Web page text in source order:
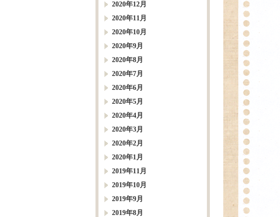
2020年12月
2020年11月
2020年10月
2020年9月
2020年8月
2020年7月
2020年6月
2020年5月
2020年4月
2020年3月
2020年2月
2020年1月
2019年11月
2019年10月
2019年9月
2019年8月